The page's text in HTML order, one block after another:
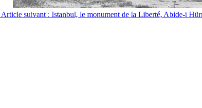
Article suivant : Istanbul, le monument de la Liberté, Abide-i